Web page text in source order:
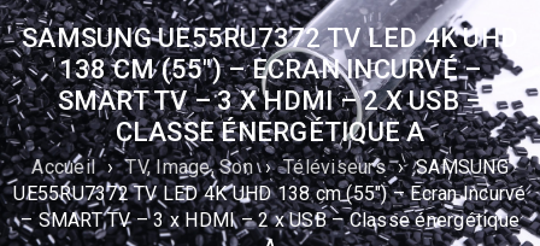
SAMSUNG UE55RU7372 TV LED 4K UHD
138 CM (55″) – ECRAN INCURVÉ –
SMART TV – 3 X HDMI – 2 X USB –
CLASSE ÉNERGÉTIQUE A
Accueil › TV, Image, Son › Téléviseurs › SAMSUNG
UE55RU7372 TV LED 4K UHD 138 cm (55″) – Ecran Incurvé
– SMART TV – 3 x HDMI – 2 x USB – Classe énergétique